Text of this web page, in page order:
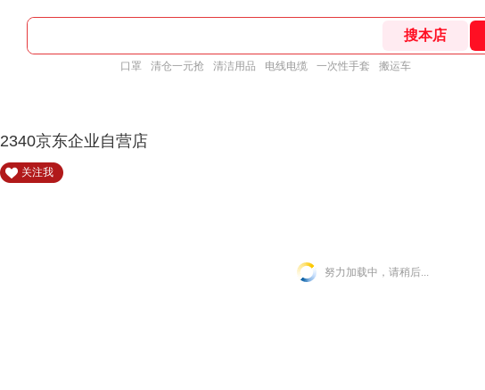
口罩 清仓一元抢 清洁用品 电线电缆 一次性手套 搬运车
2340京东企业自营店
关注我
努力加载中，请稍后...